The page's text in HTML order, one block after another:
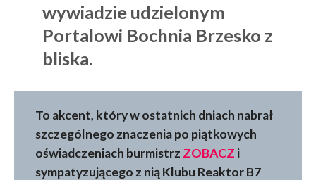
wywiadzie udzielonym
Portalowi Bochnia Brzesko z
bliska.
To akcent, który w ostatnich dniach nabrał
szczególnego znaczenia po piątkowych
oświadczeniach burmistrz ZOBACZ i
sympatyzującego z nią Klubu Reaktor B7